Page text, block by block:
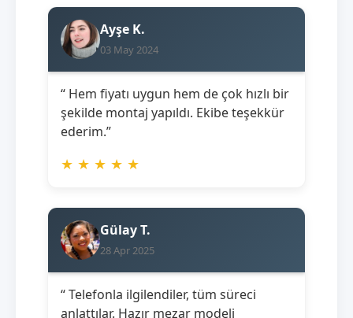
Ayşe K.
03 May 2024
“ Hem fiyatı uygun hem de çok hızlı bir
şekilde montaj yapıldı. Ekibe teşekkür
ederim.”
★ ★ ★ ★ ★
Gülay T.
28 Apr 2025
“ Telefonla ilgilendiler, tüm süreci
anlattılar. Hazır mezar modeli